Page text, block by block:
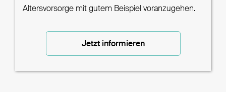
Altersvorsorge mit gutem Beispiel voranzugehen.
Jetzt informieren